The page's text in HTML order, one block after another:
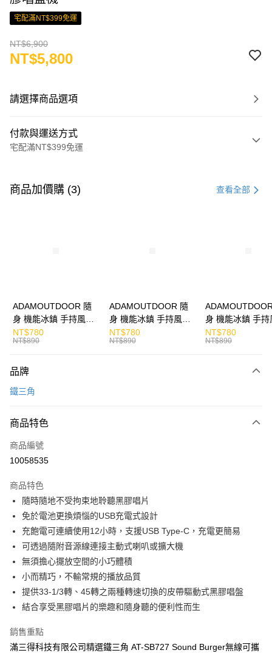
宅配滿NT$399免運
NT$6,900
NT$5,800
請選擇商品選項
付款與運送方式
宅配滿NT$399免運
信用卡一次付款
運送方式
每筆NT$130，滿NT$399(含以上)免運費
商品加價購 (3) 查看全部
ADAMOUTDOOR 隨
身 機能冰鎮 手持風扇
掛繩
NT$780
NT$890
ADAMOUTDOOR 隨
身 機能冰鎮 手持風扇
掛繩
NT$780
NT$890
身 機能冰鎮 手持
掛繩
NT$780
NT$890
品牌
鐵三角
商品特色
商品編號
10058535
商品特色
隨時隨地不受拘束地聆聽黑膠唱片
免於電池更換煩惱的USB充電式設計
充飽電可連續使用12小時，支援USB Type-C，充電更簡易
可透過隨附音源線連接主動式喇叭或擴大機
無須擔心擺放空間的小巧體積
小而精巧，不輸常規的播放品質
提供33-1/3轉、45轉之兩種轉速切換的皮帶驅動式黑膠唱盤
結合享受黑膠唱片的樂趣和隨身聽的便利性而生
銷售重點
滿三得科技有限公司精選鐵三角 AT-SB727 Sound Burger無線可攜